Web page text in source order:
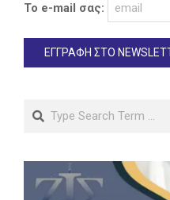
Το e-mail σας:
Search